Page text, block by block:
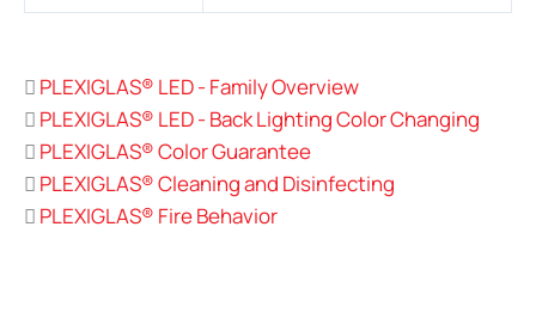
PLEXIGLAS® LED - Family Overview
PLEXIGLAS® LED - Back Lighting Color Changing
PLEXIGLAS® Color Guarantee
PLEXIGLAS® Cleaning and Disinfecting
PLEXIGLAS® Fire Behavior